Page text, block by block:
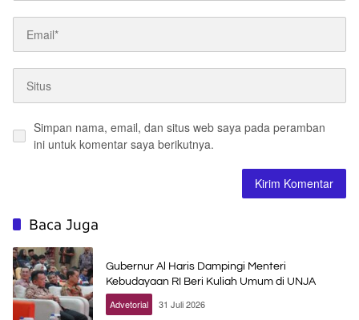
Simpan nama, email, dan situs web saya pada peramban
ini untuk komentar saya berikutnya.
Baca Juga
Gubernur Al Haris Dampingi Menteri
Kebudayaan RI Beri Kuliah Umum di UNJA
Advetorial 31 Juli 2026